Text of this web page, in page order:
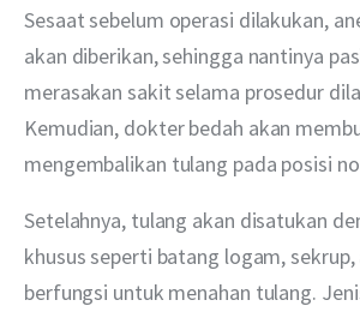
Sesaat sebelum operasi dilakukan,
akan diberikan, sehingga nantinya
merasakan sakit selama prosedur
Kemudian, dokter bedah akan
mengembalikan tulang pada posisi
Setelahnya, tulang akan disatukan
khusus seperti batang logam,
berfungsi untuk menahan tulang.